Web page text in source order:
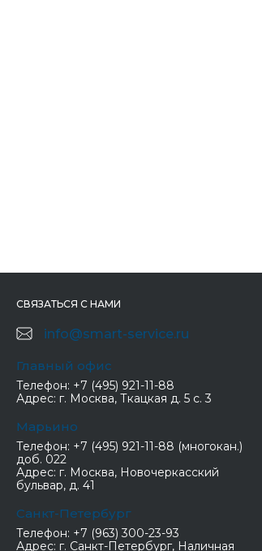
СВЯЗАТЬСЯ С НАМИ
info@smart-service.ru
Главный офис
Телефон: +7 (495) 921-11-88
Адрес: г. Москва, Ткацкая д. 5 с. 3
Марьино
Телефон: +7 (495) 921-11-88 (многокан.)
доб. 022
Адрес: г. Москва, Новочеркасский
бульвар, д. 41
Санкт-Петербург
Телефон: +7 (963) 300-23-93
Адрес: г. Санкт-Петербург, Наличная